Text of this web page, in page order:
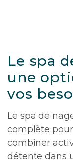
Le spa
une
vos
Le spa de
complète
combiner
détente dans